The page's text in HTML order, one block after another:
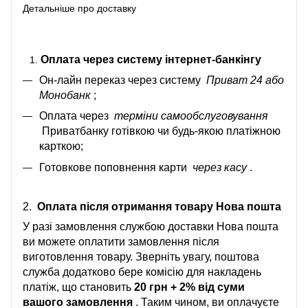
Детальніше про доставку
Оплата через систему інтернет-банкінгу
Он-лайн переказ через систему Приват 24 або
Монобанк ;
Оплата через терміни самообслуговування
Приватбанку готівкою чи будь-якою платіжною
карткою;
Готовкове поповнення карти через касу.
2. Оплата після отримання товару Нова пошта
У разі замовлення службою доставки Нова пошта
ви можете оплатити замовлення після
виготовлення товару. Зверніть увагу, поштова
служба додатково бере комісію для накладень
платіж, що становить 20 грн + 2% від суми
вашого замовлення . Таким чином, ви оплачуєте